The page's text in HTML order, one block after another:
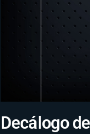
Decálogo